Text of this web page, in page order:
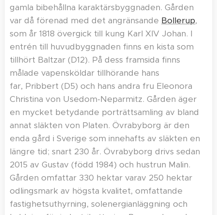
gamla bibehållna karaktärsbyggnaden. Gården
var då förenad med det angränsande Bollerup,
som år 1818 övergick till kung Karl XIV Johan. I
entrén till huvudbyggnaden finns en kista som
tillhört Baltzar (D12). På dess framsida finns
målade vapensköldar tillhörande hans
far, Pribbert (D5) och hans andra fru Eleonora
Christina von Usedom-Neparmitz. Gården äger
en mycket betydande porträttsamling av bland
annat släkten von Platen. Övrabyborg är den
enda gård i Sverige som innehafts av släkten en
längre tid; snart 230 år. Övrabyborg drivs sedan
2015 av Gustav (född 1984) och hustrun Malin.
Gården omfattar 330 hektar varav 250 hektar
odlingsmark av högsta kvalitet, omfattande
fastighetsuthyrning, solenergianläggning och